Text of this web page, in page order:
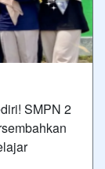
SMPN 2